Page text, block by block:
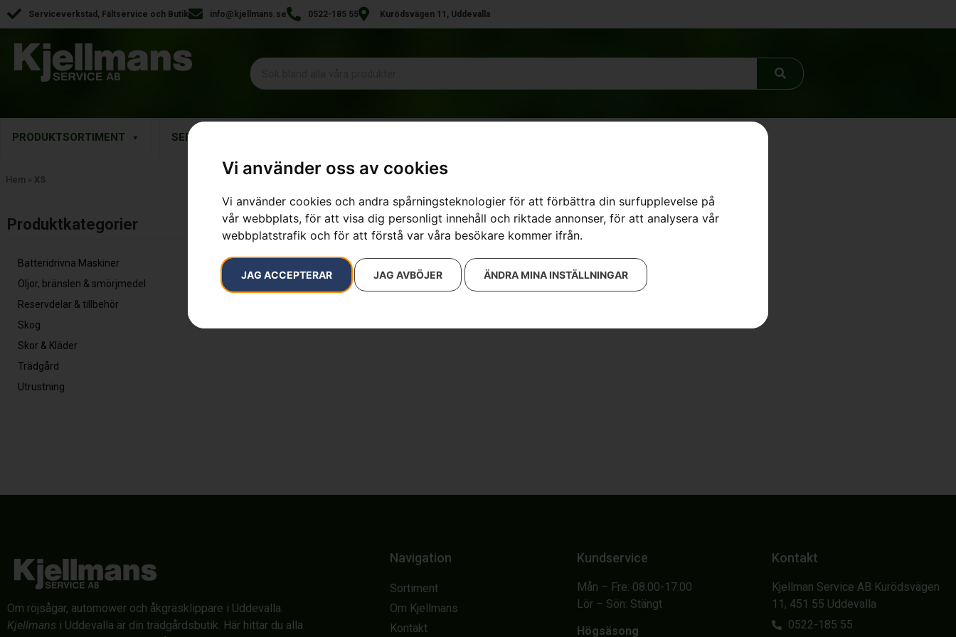
Vi använder oss av cookies
Vi använder cookies och andra spårningsteknologier för att förbättra din surfupplevelse på
vår webbplats, för att visa dig personligt innehåll och riktade annonser, för att analysera vår
webbplatstrafik och för att förstå var våra besökare kommer ifrån.
JAG ACCEPTERAR JAG AVBÖJER ÄNDRA MINA INSTÄLLNINGAR
Serviceverkstad, Fältservice och Butik info@kjellmans.se 0522-185 55 Kurödsvägen 11, Uddevalla
PRODUKTSORTIMENT SERVICE
Hem » XS
Produktkategorier​
Batteridrivna Maskiner
Oljor, bränslen & smörjmedel
Reservdelar & tillbehör
Skog
Skor & Kläder
Trädgård
Utrustning
Inga resultat.
Om röjsågar, automower och åkgräsklippare i Uddevalla.
Kjellmans i Uddevalla är din trädgårdsbutik. Här hittar du alla
Navigation
Sortiment
Om Kjellmans
Kontakt
Kundservice
Mån – Fre: 08.00-17.00
Lör – Sön: Stängt
Högsäsong
Kontakt
Kjellman Service AB Kurödsvägen
11, 451 55 Uddevalla
0522-185 55